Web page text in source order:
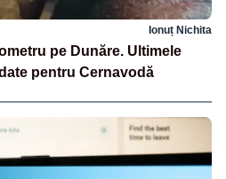
Ionuț Nichita
pe Dunăre. Ultimele
pentru Cernavodă